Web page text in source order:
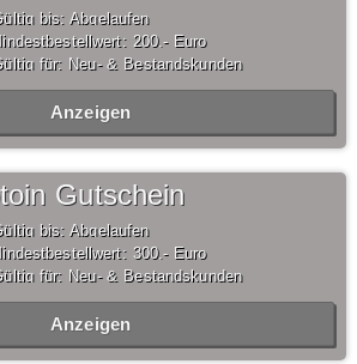
bis: Abgelaufen
200,- Euro
für: Neu- & Bestandskunden
Anzeigen
Gutschein
bis: Abgelaufen
300,- Euro
für: Neu- & Bestandskunden
Anzeigen